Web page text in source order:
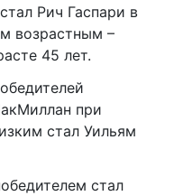
Рич Гаспари в
возрастным –
45 лет.
при
стал Уильям
стал